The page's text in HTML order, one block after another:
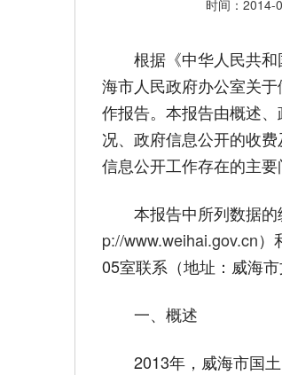
时间： 2014-
根据《中华人民共和
海市人民政府办公室关
作报告。本报告由概述
况、政府信息公开的收
信息公开工作存在的主要
本报告中所列数据的
p://www.weihai.gov.cn）
05室联系（地址：威海
一、概述
2013年，威海市国土